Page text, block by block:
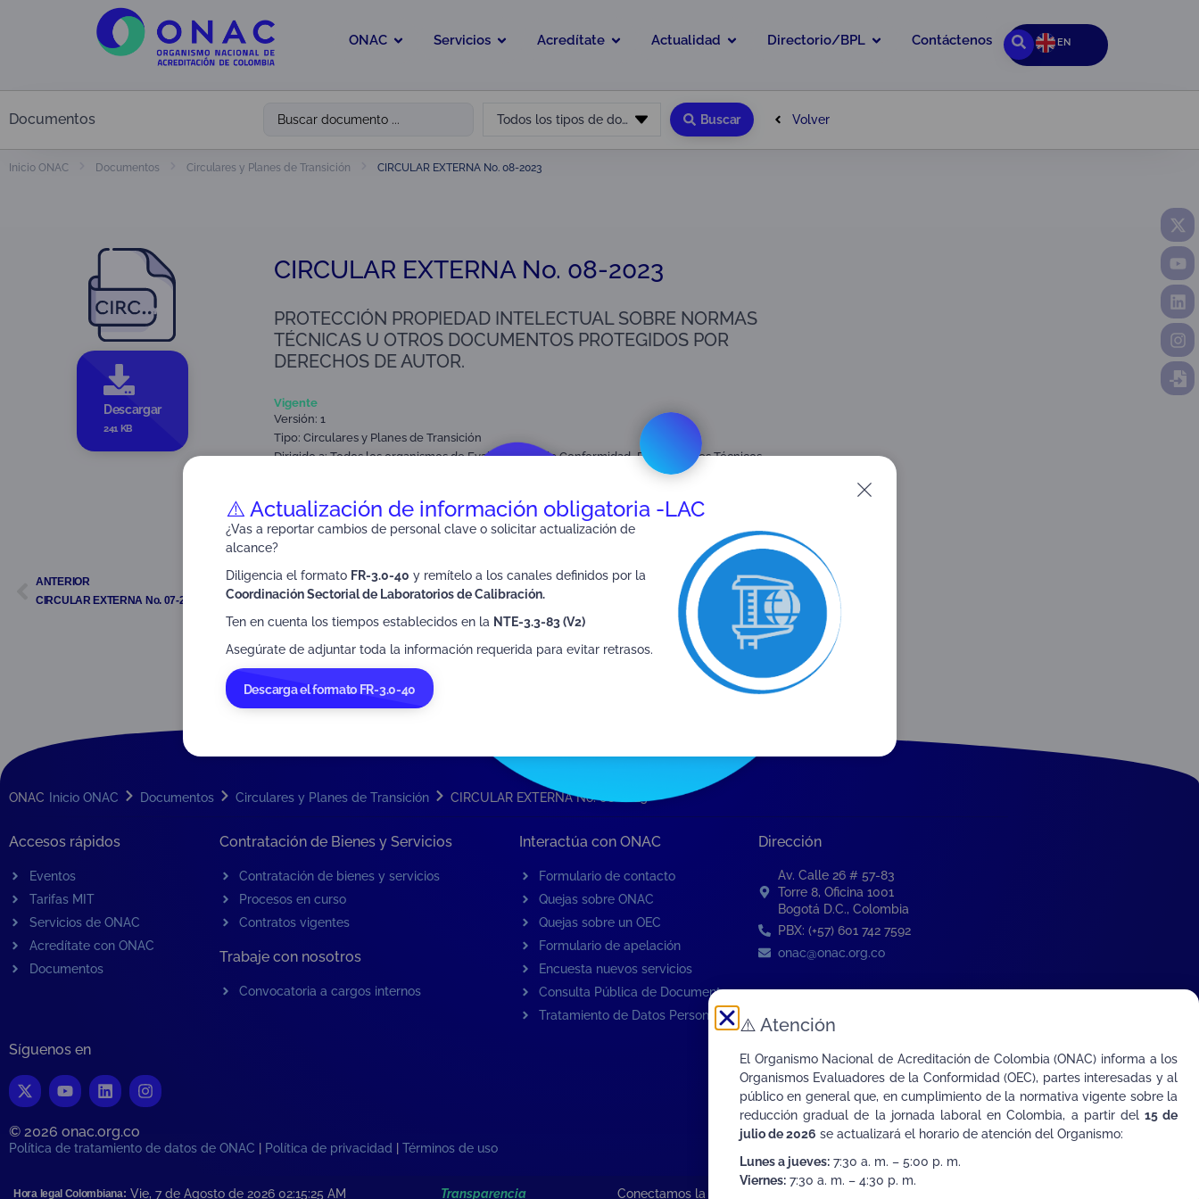
ONAC Servicios Acredítate Actualidad Directorio/BPL Contáctenos EN
Documentos Todos los tipos de documento Buscar Volver
Inicio ONAC Documentos Circulares y Planes de Transición CIRCULAR EXTERNA No. 08-2023
Descargar
241 KB
CIRCULAR EXTERNA No. 08-2023
PROTECCIÓN PROPIEDAD INTELECTUAL SOBRE NORMAS
TÉCNICAS U OTROS DOCUMENTOS PROTEGIDOS POR
DERECHOS DE AUTOR.
Vigente
Versión: 1
Tipo: Circulares y Planes de Transición
Dirigido a:Todos los organismos de Evaluación de la Conformidad, Profesionales Técnicos,
ANTERIOR
CIRCULAR EXTERNA No. 07-2023
SIGUIENTE
CIRCULAR EXTERNA No 09-2023
ONAC Inicio ONAC Documentos Circulares y Planes de Transición CIRCULAR EXTERNA No. 08-2023
Accesos rápidos
Eventos
Tarifas MIT
Servicios de ONAC
Acredítate con ONAC
Documentos
Contratación de Bienes y Servicios
Contratación de bienes y servicios
Procesos en curso
Contratos vigentes
Trabaje con nosotros
Convocatoria a cargos internos
Interactúa con ONAC
Formulario de contacto
Quejas sobre ONAC
Quejas sobre un OEC
Formulario de apelación
Encuesta nuevos servicios
Consulta Pública de Documentos
Tratamiento de Datos Personales
Dirección
Av. Calle 26 # 57-83
Torre 8, Oficina 1001
Bogotá D.C., Colombia
PBX: (+57) 601 742 7592
onac@onac.org.co
Síguenos en
© 2026 onac.org.co​
Política de tratamiento de datos de ONAC | Política de privacidad | Términos de uso
Hora legal Colombiana: Vie, 7 de Agosto de 2026 02:15:25AM Transparencia Conectamos la Calidad de Colombia con el Mundo
⚠️ Actualización de información obligatoria -LAC
¿Vas a reportar cambios de personal clave o solicitar actualización de
alcance?
Diligencia el formato FR-3.0-40 y remítelo a los canales definidos por la
Coordinación Sectorial de Laboratorios de Calibración.
Ten en cuenta los tiempos establecidos en la NTE-3.3-83 (V2)
Asegúrate de adjuntar toda la información requerida para evitar retrasos.
Descarga el formato FR-3.0-40
⚠️ Atención
El Organismo Nacional de Acreditación de Colombia (ONAC) informa a los
Organismos Evaluadores de la Conformidad (OEC), partes interesadas y al
público en general que, en cumplimiento de la normativa vigente sobre la
reducción gradual de la jornada laboral en Colombia, a partir del15 de
julio de 2026 se actualizará el horario de atención del Organismo:
Lunes a jueves:7:30 a. m. – 5:00 p. m.
Viernes:7:30 a. m. – 4:30 p. m.